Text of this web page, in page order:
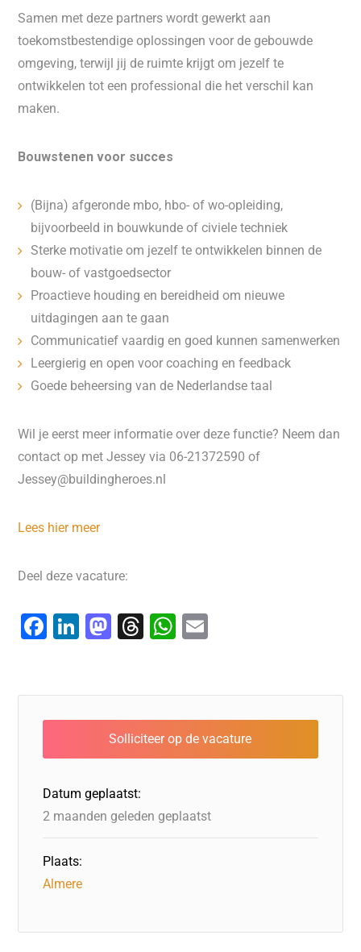
Samen met deze partners wordt gewerkt aan
toekomstbestendige oplossingen voor de gebouwde
omgeving, terwijl jij de ruimte krijgt om jezelf te
ontwikkelen tot een professional die het verschil kan
maken.
Bouwstenen voor succes
(Bijna) afgeronde mbo, hbo- of wo-opleiding,
bijvoorbeeld in bouwkunde of civiele techniek
Sterke motivatie om jezelf te ontwikkelen binnen de
bouw- of vastgoedsector
Proactieve houding en bereidheid om nieuwe
uitdagingen aan te gaan
Communicatief vaardig en goed kunnen samenwerken
Leergierig en open voor coaching en feedback
Goede beheersing van de Nederlandse taal
Wil je eerst meer informatie over deze functie? Neem dan
contact op met Jessey via 06-21372590 of
Jessey@buildingheroes.nl
Lees hier meer
Deel deze vacature:
F
e
b
o
o
k
Li
e
dI
n
M
o
d
o
n
T
a
d
s
W
s
A
p
l
Datum geplaatst:
2 maanden geleden geplaatst
Plaats:
Almere